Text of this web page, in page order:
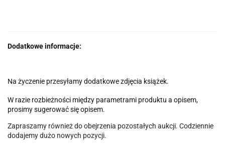
Dodatkowe informacje:
Na życzenie przesyłamy dodatkowe zdjęcia książek.
W razie rozbieżności między parametrami produktu a opisem,
prosimy sugerować się opisem.
Zapraszamy również do obejrzenia pozostałych aukcji. Codziennie
dodajemy dużo nowych pozycji.